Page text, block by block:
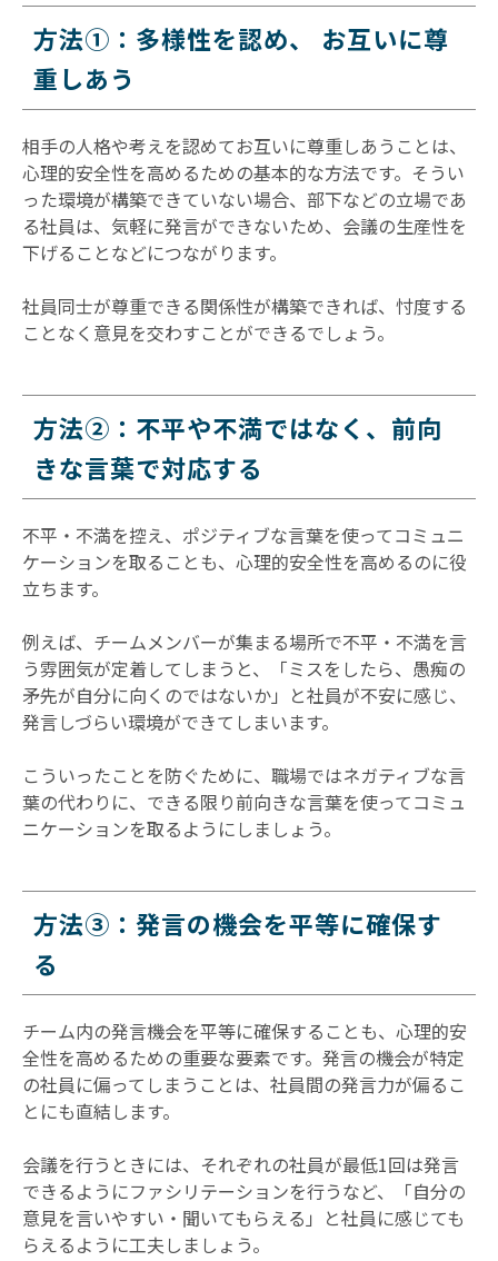
方法①：多様性を認め、 お互いに尊
重しあう
相手の人格や考えを認めてお互いに尊重しあうことは、
心理的安全性を高めるための基本的な方法です。そうい
った環境が構築できていない場合、部下などの立場であ
る社員は、気軽に発言ができないため、会議の生産性を
下げることなどにつながります。
社員同士が尊重できる関係性が構築できれば、忖度する
ことなく意見を交わすことができるでしょう。
方法②：不平や不満ではなく、前向
きな言葉で対応する
不平・不満を控え、ポジティブな言葉を使ってコミュニ
ケーションを取ることも、心理的安全性を高めるのに役
立ちます。
例えば、チームメンバーが集まる場所で不平・不満を言
う雰囲気が定着してしまうと、「ミスをしたら、愚痴の
矛先が自分に向くのではないか」と社員が不安に感じ、
発言しづらい環境ができてしまいます。
こういったことを防ぐために、職場ではネガティブな言
葉の代わりに、できる限り前向きな言葉を使ってコミュ
ニケーションを取るようにしましょう。
方法③：発言の機会を平等に確保す
る
チーム内の発言機会を平等に確保することも、心理的安
全性を高めるための重要な要素です。発言の機会が特定
の社員に偏ってしまうことは、社員間の発言力が偏るこ
とにも直結します。
会議を行うときには、それぞれの社員が最低1回は発言
できるようにファシリテーションを行うなど、「自分の
意見を言いやすい・聞いてもらえる」と社員に感じても
らえるように工夫しましょう。